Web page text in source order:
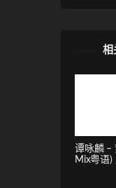
相
谭咏麟 –
Mix粤语)